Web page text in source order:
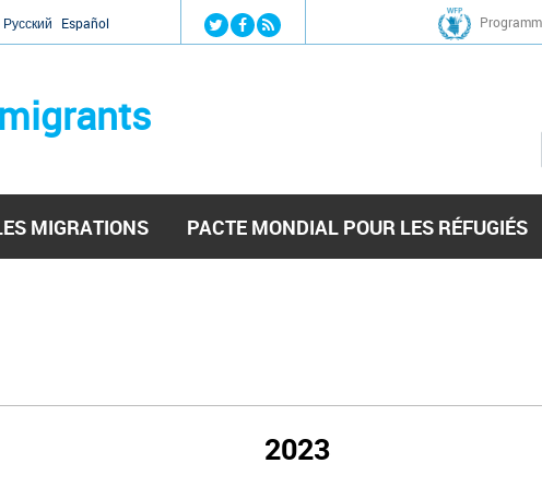
Jump to navigation
Русский Español
MIGRATIONS PACTE MONDIAL POUR LES RÉFUGIÉS
2023